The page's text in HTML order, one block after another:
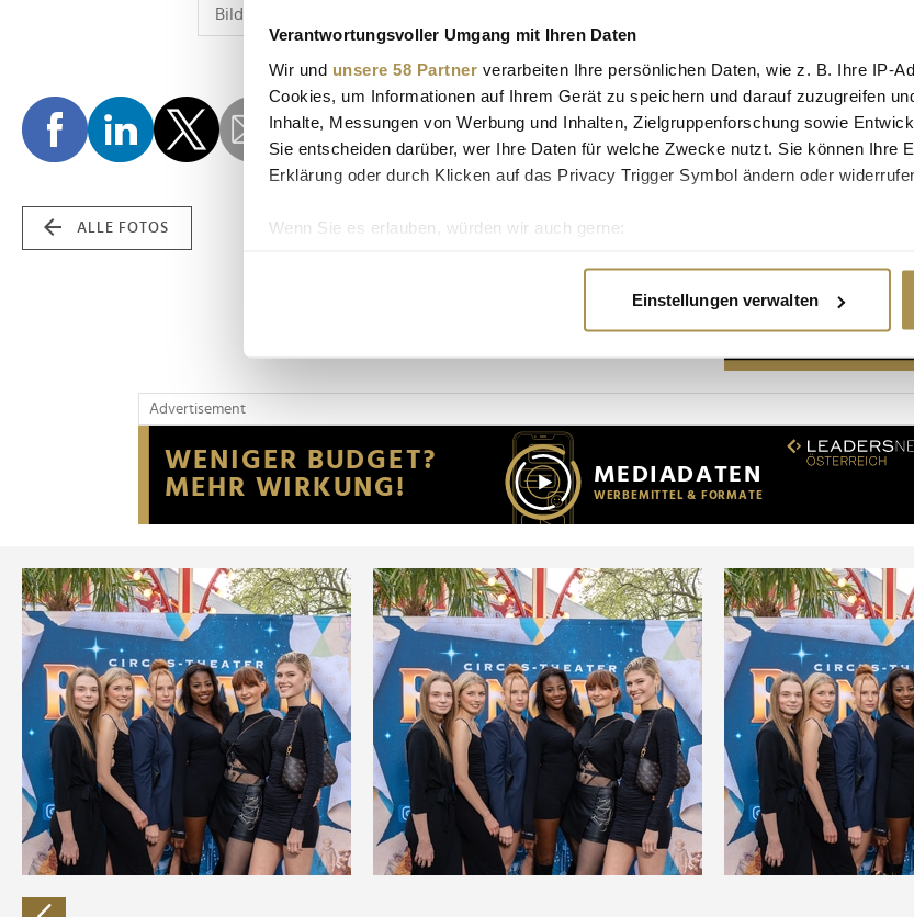
Verantwortungsvoller Umgang mit Ihren Daten
Wir und unsere 58 Partner verarbeiten Ihre persönlichen Daten, wie z. B. Ihre IP-
Cookies, um Informationen auf Ihrem Gerät zu speichern und darauf zuzugreifen
Inhalte, Messungen von Werbung und Inhalten, Zielgruppenforschung sowie
Sie entscheiden darüber, wer Ihre Daten für welche Zwecke nutzt. Sie können Ihre
Erklärung oder durch Klicken auf das Privacy Trigger Symbol ändern oder
Wenn Sie es erlauben, würden wir auch gerne:
Erfahren Sie mehr darüber, wie Ihre persönlichen Daten verarbeitet werden, und
Wir verwenden Cookies, um Inhalte und Anzeigen zu personalisieren, Funktionen
Website an unsere Partner für soziale Medien, Werbung und Analysen weiter.
möglicherweise mit weiteren Daten zusammen, die Sie ihnen bereitgestellt haben
der Dienste gesammelt haben.
Einstellungen verwalten
ALLE FOTOS
Advertisement
Advertisement